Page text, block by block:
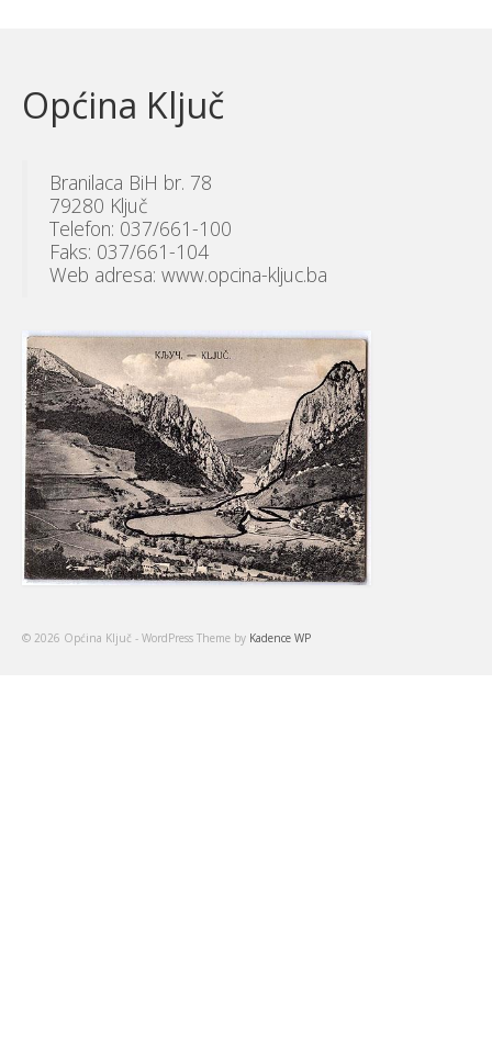
Općina Ključ
Branilaca BiH br. 78
79280 Ključ
Telefon: 037/661-100
Faks: 037/661-104
Web adresa: www.opcina-kljuc.ba
© 2026 Općina Ključ - WordPress Theme by Kadence WP